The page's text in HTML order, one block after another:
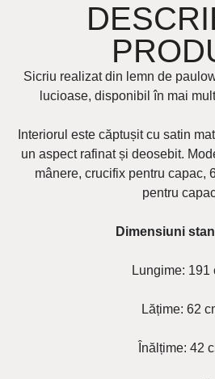
Sicriu realizat din lemn de
lucioase, disponibil în mai
Interiorul este căptușit cu satin
un aspect rafinat și deosebit.
mânere, crucifix pentru capac,
pentru
Dimensiuni
Lungime: 191
Lățime: 62
Înălțime: 42